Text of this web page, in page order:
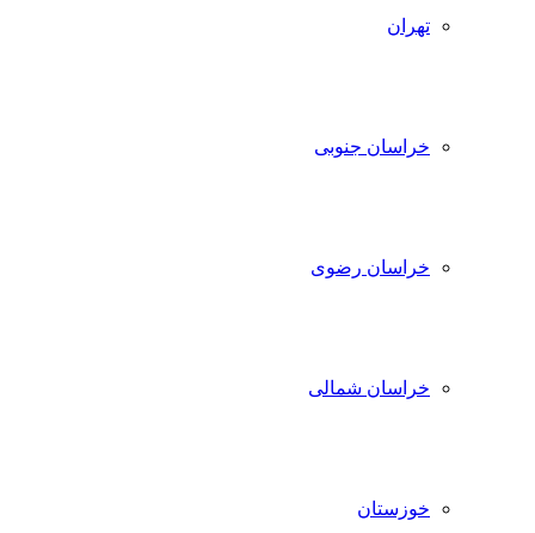
تهران
خراسان جنوبی
خراسان رضوی
خراسان شمالی
خوزستان